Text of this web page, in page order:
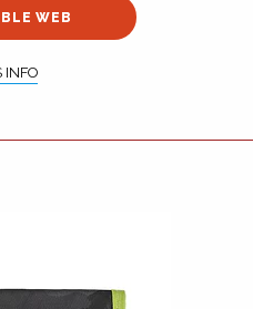
WEB
INFO